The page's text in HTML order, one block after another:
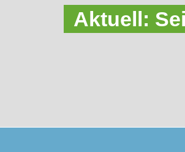
Aktuell: